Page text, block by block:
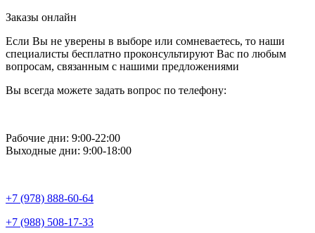
Заказы онлайн
Если Вы не уверены в выборе или сомневаетесь, то наши
специалисты бесплатно проконсультируют Вас по любым
вопросам, связанным с нашими предложениями
Вы всегда можете задать вопрос по телефону:
Рабочие дни: 9:00-22:00
Выходные дни: 9:00-18:00
+7 (978) 888-60-64
+7 (988) 508-17-33